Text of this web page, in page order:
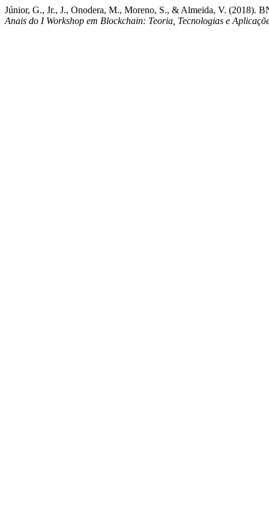
Júnior, G., Jr., J., Onodera, M., Moreno, S., & Almeida, V. (2018).
Anais do I Workshop em Blockchain: Teoria, Tecnologias e